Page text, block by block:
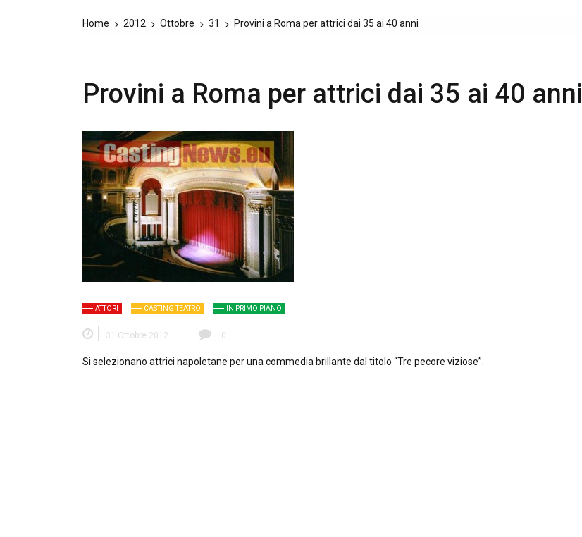
Home 2012 Ottobre 31 Provini a Roma per attrici dai 35 ai 40 anni
Provini a Roma per attrici dai 35 ai 40 anni
ATTORI CASTING TEATRO IN PRIMO PIANO
31 Ottobre 2012 0
Si selezionano attrici napoletane per una commedia brillante dal titolo “Tre pecore viziose”.